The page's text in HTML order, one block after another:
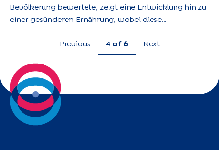
Bevölkerung bewertete, zeigt eine Entwicklung hin zu
einer gesünderen Ernährung, wobei diese
Menschen ausgeprägt ist, wodurch die Ungleichheiten
in der Nahrungsaufnahme zwischen den
verschiedenen Bildungsniveaus verringert werden.
Previous 4 of 6 Next